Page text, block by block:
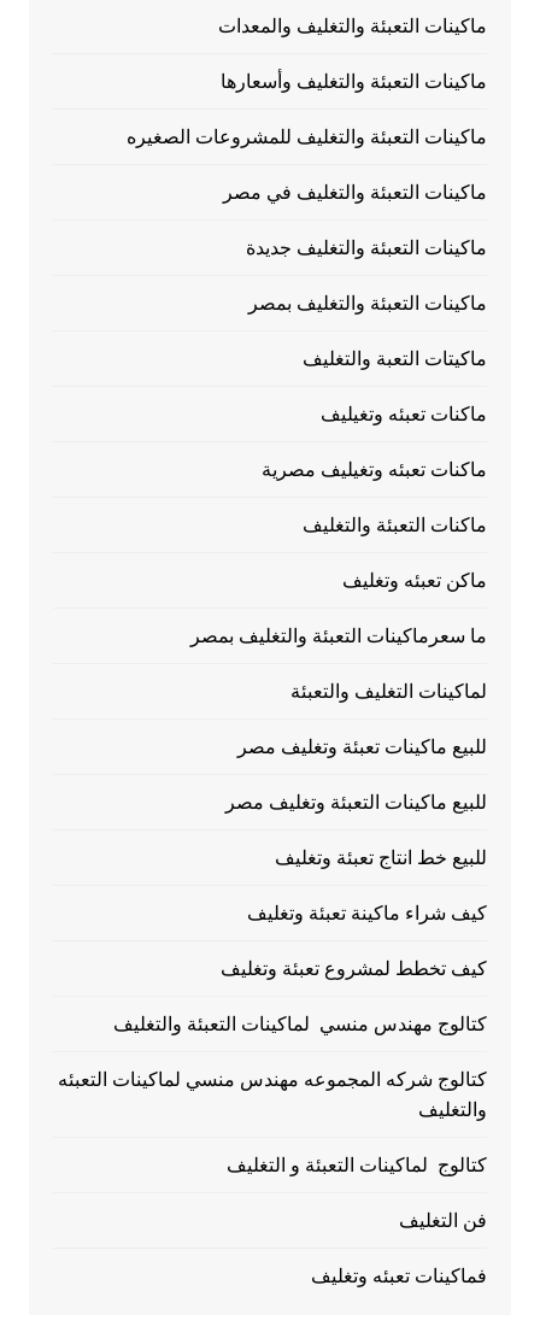
ماكينات التعبئة والتغليف والمعدات
ماكينات التعبئة والتغليف وأسعارها
ماكينات التعبئة والتغليف للمشروعات الصغيره
ماكينات التعبئة والتغليف في مصر
ماكينات التعبئة والتغليف جديدة
ماكينات التعبئة والتغليف بمصر
ماكيتات التعبة والتغليف
ماكنات تعبئه وتغيليف
ماكنات تعبئه وتغيليف مصرية
ماكنات التعبئة والتغليف
ماكن تعبئه وتغليف
ما سعرماكينات التعبئة والتغليف بمصر
لماكينات التغليف والتعبئة
للبيع ماكينات تعبئة وتغليف مصر
للبيع ماكينات التعبئة وتغليف مصر
للبيع خط انتاج تعبئة وتغليف
كيف شراء ماكينة تعبئة وتغليف
كيف تخطط لمشروع تعبئة وتغليف
كتالوج مهندس منسي لماكينات التعبئة والتغليف
كتالوج شركه المجموعه مهندس منسي لماكينات التعبئه
والتغليف
كتالوج لماكينات التعبئة و التغليف
فن التغليف
فماكينات تعبئه وتغليف